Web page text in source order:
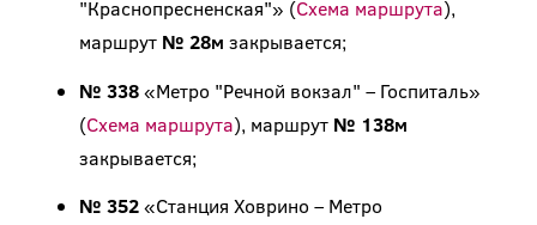
"Краснопресненская"» (Схема маршрута),
маршрут № 28м закрывается;
№ 338«Метро "Речной вокзал" – Госпиталь»
(Схема маршрута), маршрут № 138м
закрывается;
№ 352«Станция Ховрино – Метро